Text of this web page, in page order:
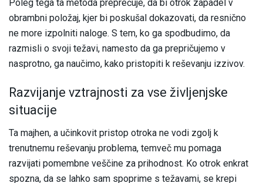
Poleg tega ta metoda preprečuje, da bi otrok zapadel v
obrambni položaj, kjer bi poskušal dokazovati, da resnično
ne more izpolniti naloge. S tem, ko ga spodbudimo, da
razmisli o svoji težavi, namesto da ga prepričujemo v
nasprotno, ga naučimo, kako pristopiti k reševanju izzivov.
Razvijanje vztrajnosti za vse življenjske
situacije
Ta majhen, a učinkovit pristop otroka ne vodi zgolj k
trenutnemu reševanju problema, temveč mu pomaga
razvijati pomembne veščine za prihodnost. Ko otrok enkrat
spozna, da se lahko sam spoprime s težavami, se krepi